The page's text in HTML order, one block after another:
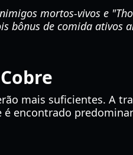
mortos-vivos e
bônus de comida ativos
mais suficientes. A
encontrado